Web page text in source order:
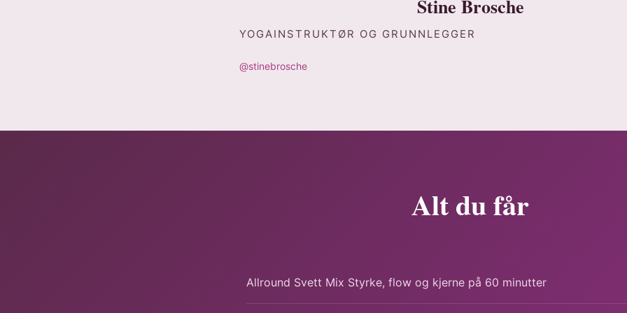
Stine Brosche
YOGAINSTRUKTØR OG GRUNNLEGGER
@stinebrosche
Alt du får
Allround Svett Mix Styrke, flow og kjerne på 60 minutter